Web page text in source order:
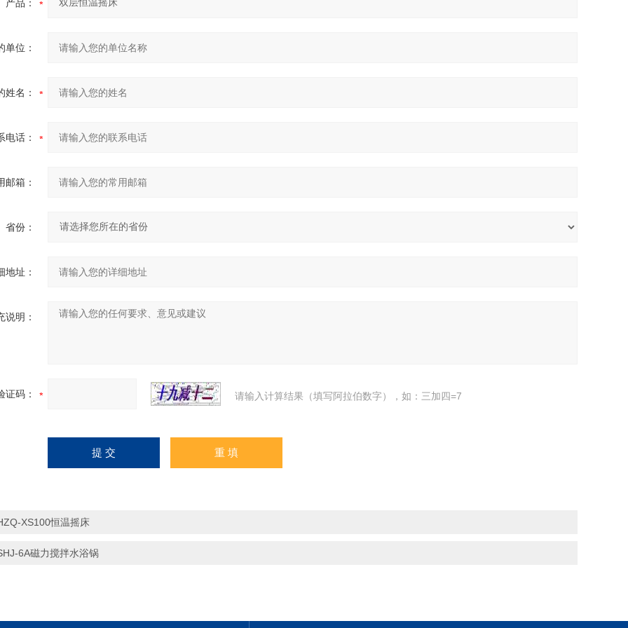
产品：
单位：
姓名：
电话：
邮箱：
省份：
地址：
说明：
证码： 请输入计算结果（填写阿拉伯数字），如：三加四=7
XS100恒温摇床
6A磁力搅拌水浴锅